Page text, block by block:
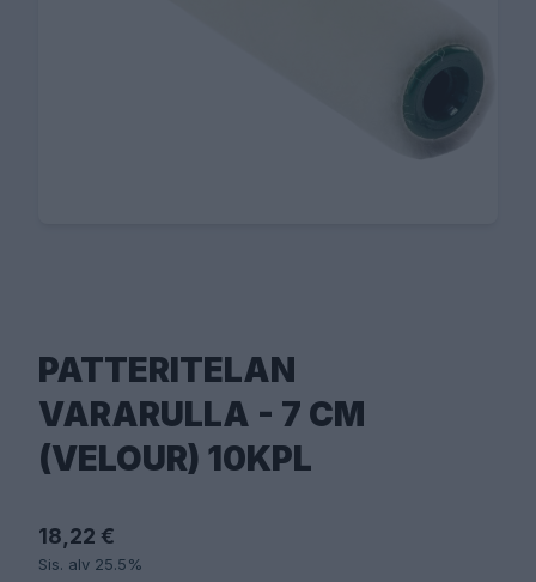
PATTERITELAN
VARARULLA - 7 CM
(VELOUR) 10KPL
18,22 €
Sis. alv 25.5%